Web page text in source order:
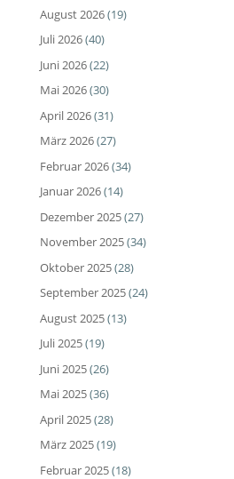
August 2026(19)
Juli 2026(40)
Juni 2026(22)
Mai 2026(30)
April 2026(31)
März 2026(27)
Februar 2026(34)
Januar 2026(14)
Dezember 2025(27)
November 2025(34)
Oktober 2025(28)
September 2025(24)
August 2025(13)
Juli 2025(19)
Juni 2025(26)
Mai 2025(36)
April 2025(28)
März 2025(19)
Februar 2025(18)